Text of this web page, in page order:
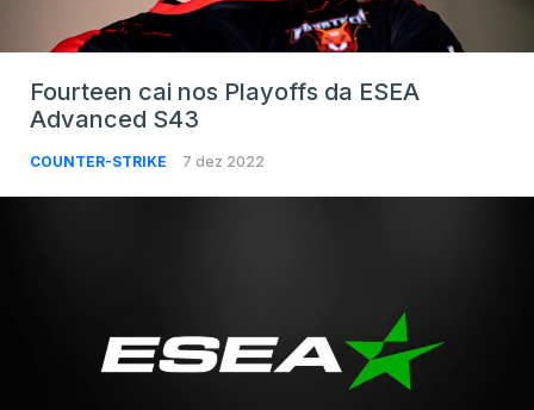
Fourteen cai nos Playoffs da ESEA
Advanced S43
COUNTER-STRIKE 7 dez 2022